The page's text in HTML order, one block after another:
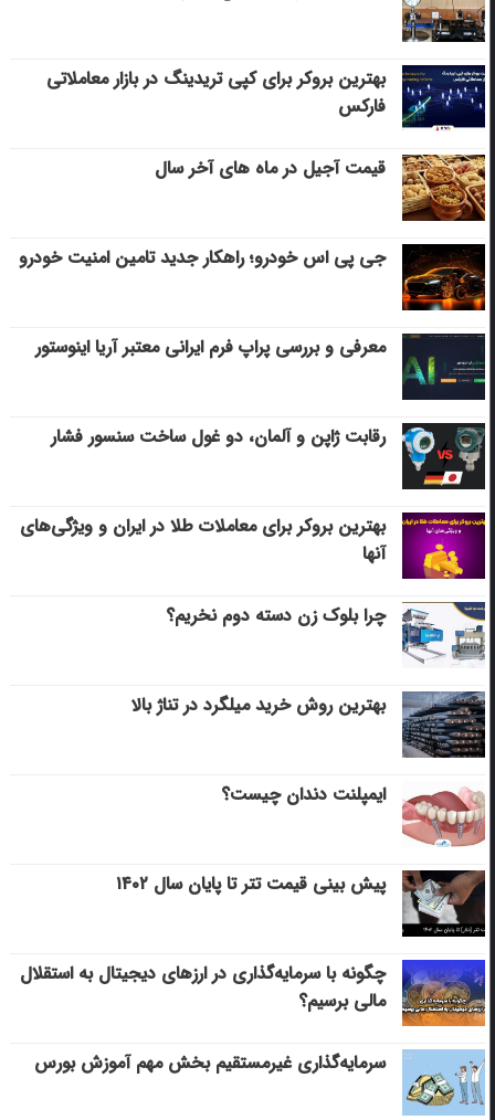
بهترین بروکر برای کپی‌ تریدینگ در بازار معاملاتی
فارکس
قیمت آجیل در ماه های آخر سال
جی پی اس خودرو؛ راهکار جدید تامین امنیت خودرو
معرفی و بررسی پراپ فرم ایرانی معتبر آریا اینوستور
رقابت ژاپن و آلمان، دو غول ساخت سنسور فشار
بهترین بروکر برای معاملات طلا در ایران و ویژگی‌های
آنها
چرا بلوک زن دسته دوم نخریم؟
بهترین روش خرید میلگرد در تناژ بالا
ایمپلنت دندان چیست؟
پیش بینی قیمت تتر تا پایان سال ۱۴۰۲
چگونه با سرمایه‌گذاری در ارزهای دیجیتال به استقلال
مالی برسیم؟
سرمایه‌گذاری غیرمستقیم بخش مهم آموزش بورس